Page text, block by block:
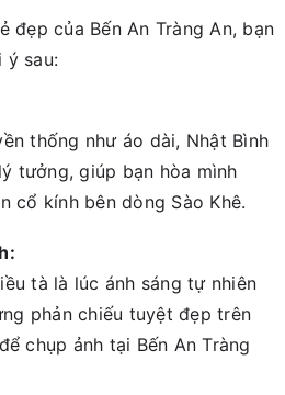
đẹp của Bến An Tràng An, bạn
ý sau:
thống như áo dài, Nhật Bình
tưởng, giúp bạn hòa mình
cổ kính bên dòng Sào Khê.
tà là lúc ánh sáng tự nhiên
phản chiếu tuyệt đẹp trên
chụp ảnh tại Bến An Tràng